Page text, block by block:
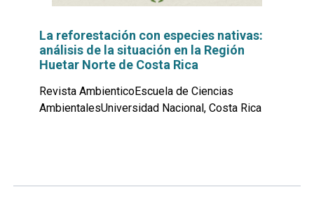
La reforestación con especies nativas:
análisis de la situación en la Región
Huetar Norte de Costa Rica
Revista AmbienticoEscuela de Ciencias
AmbientalesUniversidad Nacional, Costa Rica